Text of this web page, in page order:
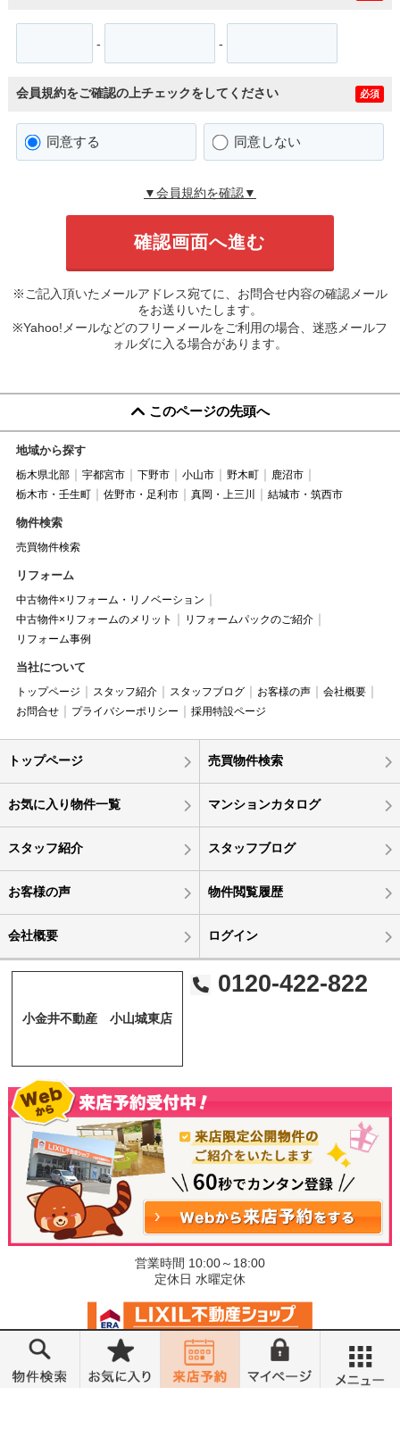
- -
会員規約をご確認の上チェックをしてください 必須
同意する 同意しない
▼会員規約を確認▼
※ご記入頂いたメールアドレス宛てに、お問合せ内容の確認メール
をお送りいたします。
※Yahoo!メールなどのフリーメールをご利用の場合、迷惑メールフ
ォルダに入る場合があります。
このページの先頭へ
地域から探す
栃木県北部 宇都宮市 下野市 小山市 野木町
鹿沼市
栃木市・壬生町
佐野市・足利市 真岡・上三川 結城市・筑西市
物件検索
売買物件検索
リフォーム
中古物件×リフォーム・リノベーション
中古物件×リフォームのメリット
リフォームパックのご紹介
リフォーム事例
当社について
トップページ スタッフ紹介 スタッフブログ お客様の声
会社概要
お問合せ
プライバシーポリシー 採用特設ページ
トップページ 売買物件検索
お気に入り物件一覧 マンションカタログ
スタッフ紹介 スタッフブログ
お客様の声 物件閲覧履歴
会社概要 ログイン
小金井不動産 小山城東店
0120-422-822
営業時間 10:00～18:00
定休日 水曜定休
©小金井不動産売買部 小山城東店